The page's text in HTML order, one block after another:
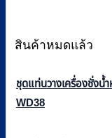
สินค้าหมดแล้ว
ชุดแท่นวางเครื่องชั่ง
WD38